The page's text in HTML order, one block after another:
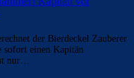
der Bierdeckel Zauberer
einen Kapitän
nur…